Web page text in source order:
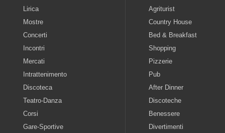
Lirica
Mostre
Concerti
Incontri
Mercati
Intrattenimento
Discoteca
Teatro-Danza
Corsi
Gare-Sportive
Agriturist
Country House
Bed & Breakfast
Shopping
Pizzerie
Pub
After Dinner
Discoteche
Benessere
Divertimenti